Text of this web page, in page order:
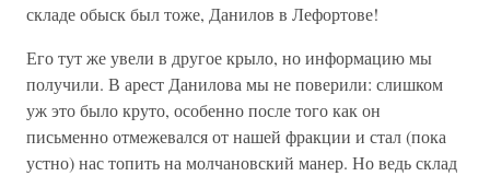
складе обыск был тоже, Данилов в Лефортове!
Его тут же увели в другое крыло, но информацию мы
получили. В арест Данилова мы не поверили: слишком
уж это было круто, особенно после того как он
письменно отмежевался от нашей фракции и стал (пока
устно) нас топить на молчановский манер. Но ведь склад